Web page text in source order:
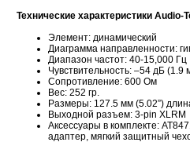
Технические характеристики Audio-
Элемент: динамический
Диаграмма направленности:
Диапазон частот: 40-15,000 Гц
Чувствительность: –54 дБ (1.9
Сопротивление: 600 Oм
Вес: 252 гр.
Размеры: 127.5 мм (5.02”)
Выходной разъем: 3-pin XLRM
Аксессуары в комплекте:
адаптер, мягкий защитный